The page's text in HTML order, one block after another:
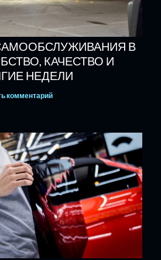
В
КАЧЕСТВО И
НЕДЕЛИ
комментарий